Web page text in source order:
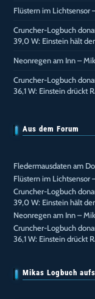
Flüstern im Lichtsensor
Cruncher-Logbuch
39,0 W: Einstein hält
Neonregen am Inn –
Cruncher-Logbuch
36,1 W: Einstein drückt
Aus dem Forum
Fledermausdaten am
Flüstern im Lichtsensor
Cruncher-Logbuch
39,0 W: Einstein hält
Neonregen am Inn –
Cruncher-Logbuch
36,1 W: Einstein drückt
Mikas Logbuch